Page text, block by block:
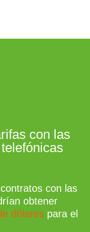
con las
con las
obtener
dólares para el